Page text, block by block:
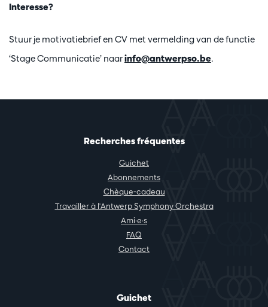
Interesse?
Stuur je motivatiebrief en CV met vermelding van de functie
‘Stage Communicatie’ naarinfo@antwerpso.be.
Recherches fréquentes
Guichet
Abonnements
Chèque-cadeau
Travailler à l'Antwerp Symphony Orchestra
Ami·e·s
FAQ
Contact
Guichet